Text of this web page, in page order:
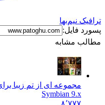
ترافیک نیم‌بها
پسورد فایل:
مطالب مشابه
مجموعه ای از تم زیبا
Symbian 9.x